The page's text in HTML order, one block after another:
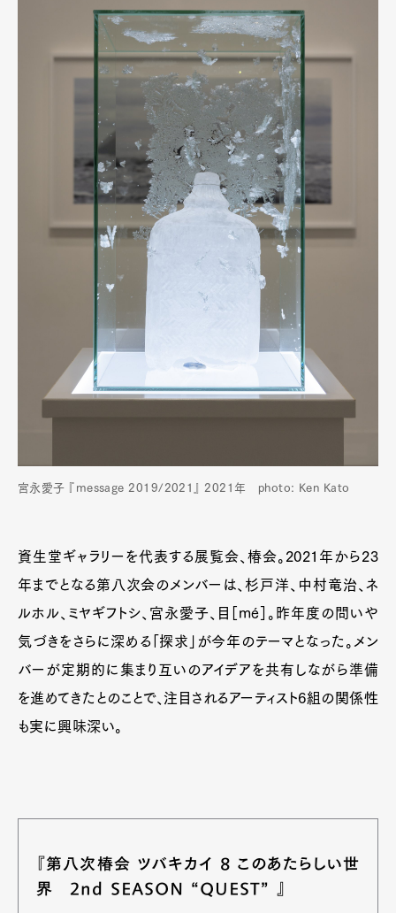
宮永愛子 『message 2019/2021』 2021年 photo: Ken Kato
資生堂ギャラリーを代表する展覧会、椿会。2021年から23
年までとなる第八次会のメンバーは、杉戸洋、中村竜治、ネ
ルホル、ミヤギフトシ、宮永愛子、目［mé］。昨年度の問いや
気づきをさらに深める「探求」が今年のテーマとなった。メン
バーが定期的に集まり互いのアイデアを共有しながら準備
を進めてきたとのことで、注目されるアーティスト6組の関係性
も実に興味深い。
『第八次椿会 ツバキカイ 8 このあたらしい世
界 2nd SEASON “QUEST” 』